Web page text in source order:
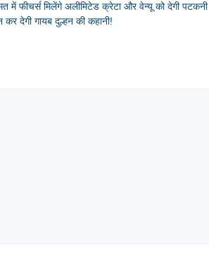
फीचर्स मिलेंगे अलीमिटेड क्रेटा और वेन्यू को देगी पटकनी
देगी गायब दुल्हन की कहानी!